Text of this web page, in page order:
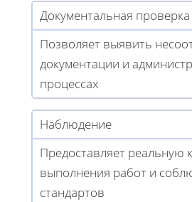
Документальная проверка
Позволяет выявить
документации и
процессах
Наблюдение
Предоставляет реальную
выполнения работ и
стандартов